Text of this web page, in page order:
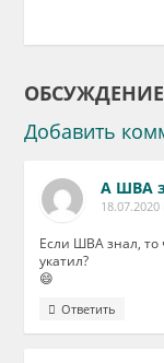
ОБСУЖДЕНИЕ
Добавить
А ШВА
18.07.2020
Если ШВА знал, то
укатил?
😄
Ответить